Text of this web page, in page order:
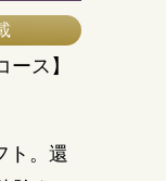
ス】
ト。還